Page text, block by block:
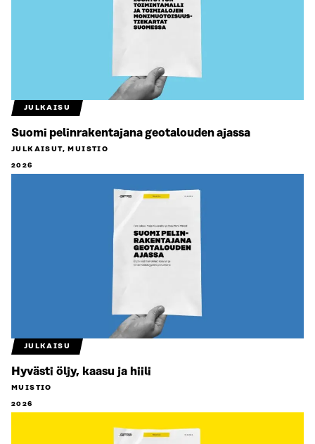
JULKAISU
Suomi pelinrakentajana geotalouden ajassa
JULKAISUT, MUISTIO
2026
JULKAISU
Hyvästi öljy, kaasu ja hiili
MUISTIO
2026